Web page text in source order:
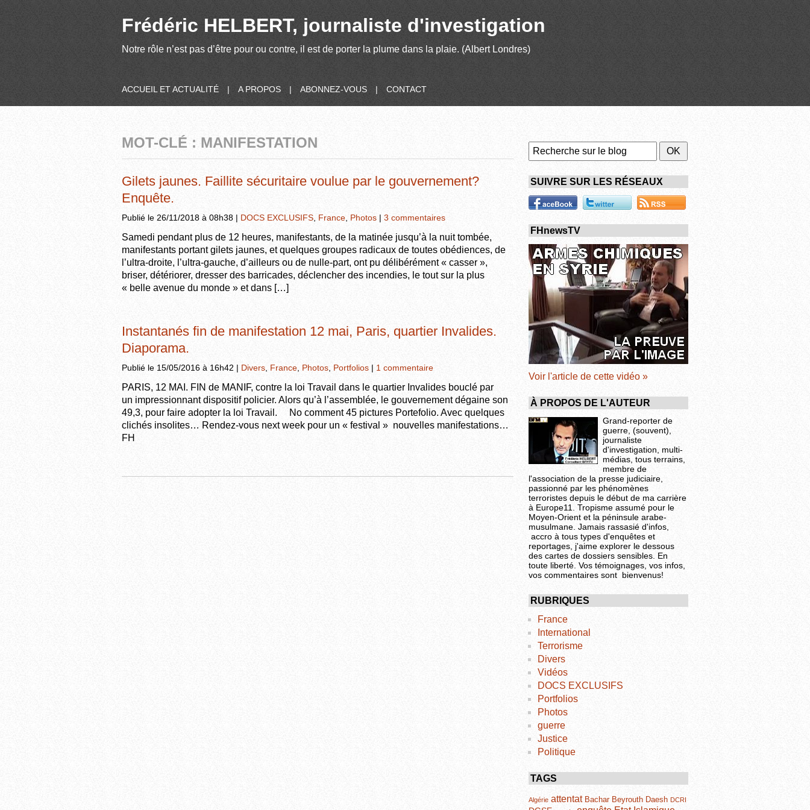
Frédéric HELBERT, journaliste d'investigation
Notre rôle n’est pas d’être pour ou contre, il est de porter la plume dans la plaie. (Albert Londres)
ACCUEIL ET ACTUALITÉ | A PROPOS | ABONNEZ-VOUS | CONTACT
MOT-CLÉ : MANIFESTATION
Gilets jaunes. Faillite sécuritaire voulue par le gouvernement?
Enquête.
Publié le 26/11/2018 à 08h38 | DOCS EXCLUSIFS France Photos | 3 commentaires
Samedi pendant plus de 12 heures, manifestants, de la matinée jusqu’à la nuit tombée,
manifestants portant gilets jaunes, et quelques groupes radicaux de toutes obédiences, de
l’ultra-droite, l’ultra-gauche, d’ailleurs ou de nulle-part, ont pu délibérément « casser »,
briser, détériorer, dresser des barricades, déclencher des incendies, le tout sur la plus
« belle avenue du monde » et dans […]
Instantanés fin de manifestation 12 mai, Paris, quartier Invalides.
Diaporama.
Publié le 15/05/2016 à 16h42 | Divers France Photos Portfolios | 1 commentaire
PARIS, 12 MAI. FIN de MANIF, contre la loi Travail dans le quartier Invalides bouclé par
un impressionnant dispositif policier. Alors qu’à l’assemblée, le gouvernement dégaine son
49,3, pour faire adopter la loi Travail. No comment 45 pictures Portefolio. Avec quelques
clichés insolites… Rendez-vous next week pour un « festival » nouvelles manifestations…
FH
SUIVRE SUR LES RÉSEAUX
FHnewsTV
Voir l'article de cette vidéo »
À PROPOS DE L'AUTEUR
Grand-reporter de
guerre, (souvent),
journaliste
d'investigation, multi-
médias, tous terrains,
membre de
l'association de la presse judiciaire,
passionné par les phénomènes
terroristes depuis le début de ma carrière
à Europe11. Tropisme assumé pour le
Moyen-Orient et la péninsule arabe-
musulmane. Jamais rassasié d'infos,
accro à tous types d'enquêtes et
reportages, j'aime explorer le dessous
des cartes de dossiers sensibles. En
toute liberté. Vos témoignages, vos infos,
vos commentaires sont bienvenus!
RUBRIQUES
France
International
Terrorisme
Divers
Vidéos
DOCS EXCLUSIFS
Portfolios
Photos
guerre
Justice
Politique
TAGS
Algérie attentat Bachar Beyrouth Daesh DCRI